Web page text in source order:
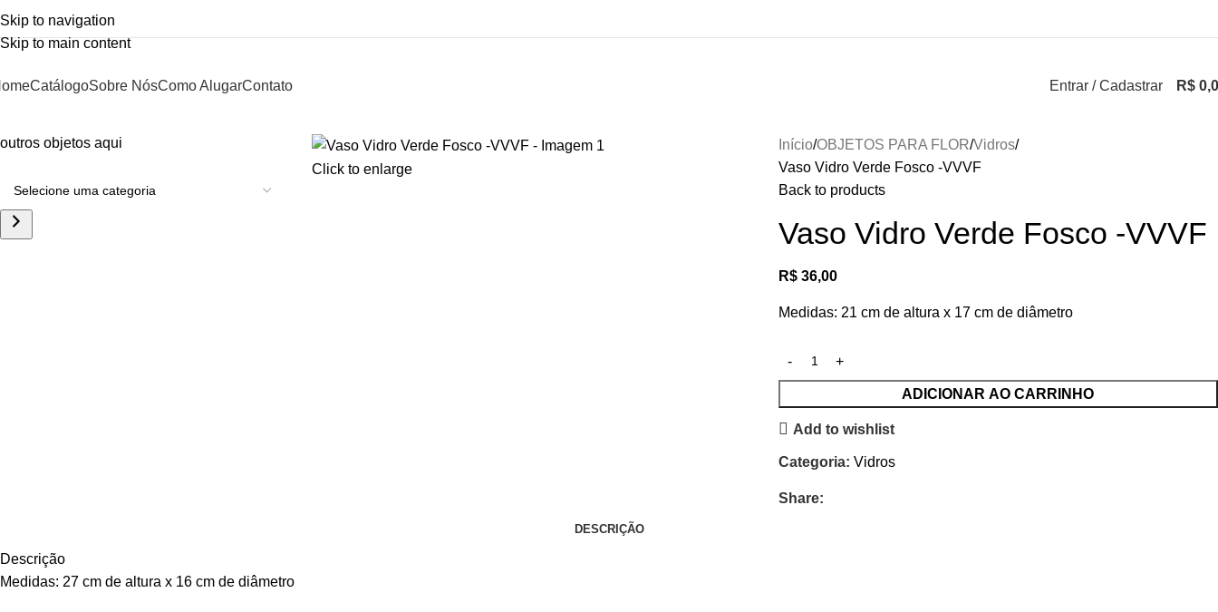
Skip to navigation
Skip to main content
CatálogoSobre NósComo AlugarContato Entrar / Cadastrar R$
outros objetos aqui
Click to enlarge
Início OBJETOS PARA FLOR Vidros
Vaso Vidro Verde Fosco -VVVF
Back to products
Vaso Vidro Verde Fosco -VVVF
R$36,00
Medidas: 21 cm de altura x 17 cm de diâmetro
ADICIONAR AO CARRINHO
Add to wishlist
Categoria: Vidros
Share:
DESCRIÇÃO
Descrição
Medidas: 27 cm de altura x 16 cm de diâmetro